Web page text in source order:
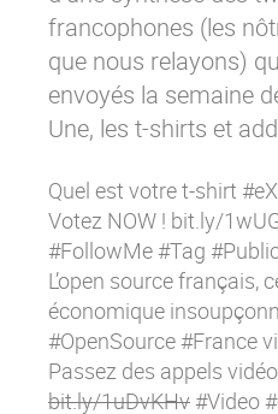
Contactez-nous
francophones (les
que nous relayons)
envoyés la semaine
Une, les t-shirts et
Quel est votre t-shirt
Votez NOW ! bit.ly/
#FollowMe #Tag
L’open source français,
économique
#OpenSource #France
Passez des appels
bit.ly/1uDvKHv#Video